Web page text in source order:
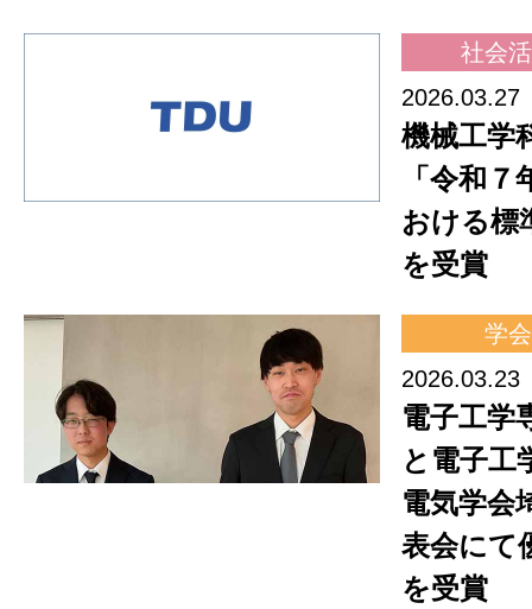
社会
2026.03.27
機械工学
「令和
おける標
を受賞
学会
2026.03.23
電子工学
と電子工
電気学会
表会にて
を受賞